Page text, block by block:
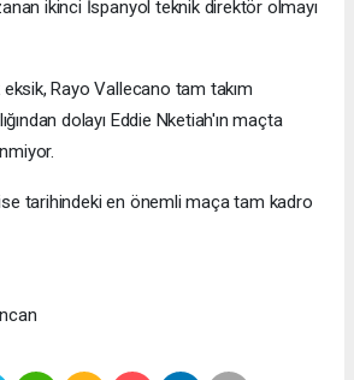
ikinci İspanyol teknik direktör olmayı
Rayo Vallecano tam takım
dolayı Eddie Nketiah'ın maçta
tarihindeki en önemli maça tam kadro